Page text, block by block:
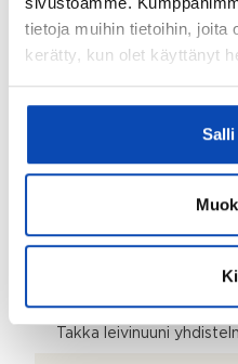
tietoja muihin tietoihin, joita
kerätty, kun olet käyttänyt
Seinämateriaalit:
Maali
Lattiamateriaalit:
Seinämateriaalit:
Takkatiedot:
Takka leivinuuni